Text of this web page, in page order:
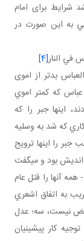
شرايط برای امام
به اين صورت در
في النار[4]
بدتر از اموی
عباس که کمتر اموي
اينها جبر را که
که شد به وسليه
را اينها ترويج
بود و مي گفت
آنها را قتل عام
به اتفاق اشعري
نيست، سه؛ عدل
کار پيشينيان